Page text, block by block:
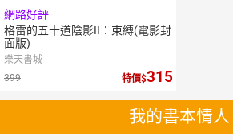
網路好評
格雷的五十道陰影II：束縛(電影封
面版)
樂天書城
399
特價 315
我的書本情人